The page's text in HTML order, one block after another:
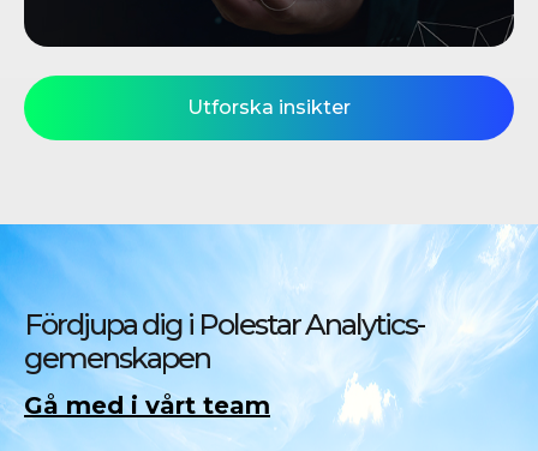
Utforska insikter
Fördjupa dig i Polestar Analytics-
gemenskapen
Gå med i vårt team